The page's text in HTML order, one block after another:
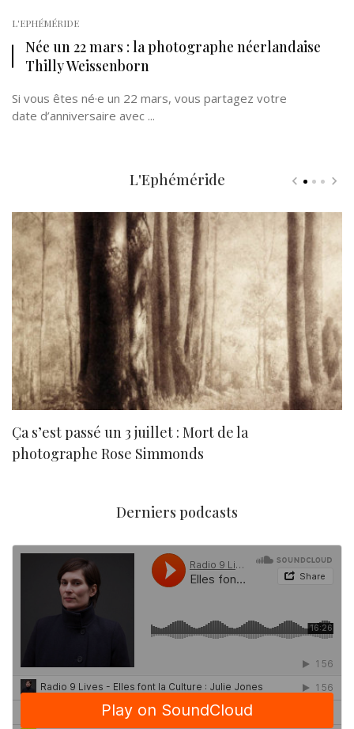
L'EPHÉMÉRIDE
Née un 22 mars : la photographe néerlandaise
Thilly Weissenborn
Si vous êtes né·e un 22 mars, vous partagez votre
date d’anniversaire avec ...
L'Ephéméride
Ça s’est passé un 3 juillet : Mort de la
photographe Rose Simmonds
Derniers podcasts